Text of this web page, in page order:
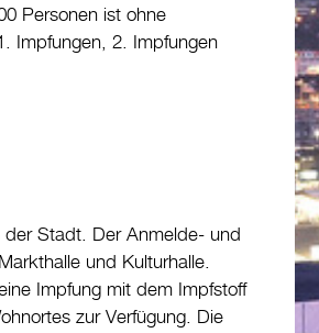
Personen ist ohne
Impfungen, 2. Impfungen
der Stadt. Der Anmelde- und
und Kulturhalle.
Impfung mit dem Impfstoff
zur Verfügung. Die